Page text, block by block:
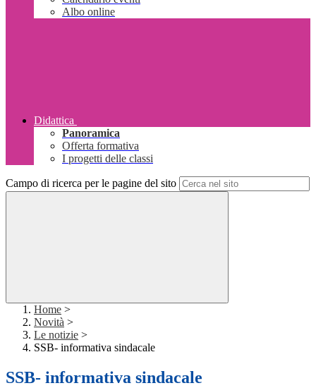
Albo online
Didattica
Panoramica
Offerta formativa
I progetti delle classi
Campo di ricerca per le pagine del sito
Home >
Novità >
Le notizie >
SSB- informativa sindacale
SSB- informativa sindacale